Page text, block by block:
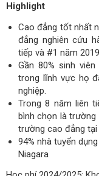
Highlight
Cao đẳng tốt nhất
đẳng nghiên cứu
tiếp và #1 năm
Gần 80% sinh
trong lĩnh vực họ
nghiệp.
Trong 8 năm liên
bình chọn là
trường cao đẳng tại
94% nhà tuyển
Niagara